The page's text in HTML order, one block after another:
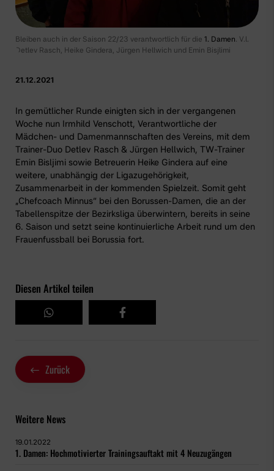
Bleiben auch in der Saison 22/23 verantwortlich für die 1. Damen. V.l.
Detlev Rasch, Heike Gindera, Jürgen Hellwich und Emin Bisjlimi
21.12.2021
In gemütlicher Runde einigten sich in der vergangenen
Woche nun Irmhild Venschott, Verantwortliche der
Mädchen- und Damenmannschaften des Vereins, mit dem
Trainer-Duo Detlev Rasch & Jürgen Hellwich, TW-Trainer
Emin Bisljimi sowie Betreuerin Heike Gindera auf eine
weitere, unabhängig der Ligazugehörigkeit,
Zusammenarbeit in der kommenden Spielzeit. Somit geht
„Chefcoach Minnus“ bei den Borussen-Damen, die an der
Tabellenspitze der Bezirksliga überwintern, bereits in seine
6. Saison und setzt seine kontinuierliche Arbeit rund um den
Frauenfussball bei Borussia fort.
Diesen Artikel teilen
Zurück
Weitere News
19.01.2022
1. Damen: Hochmotivierter Trainingsauftakt mit 4 Neuzugängen